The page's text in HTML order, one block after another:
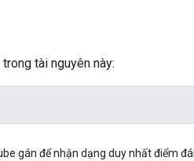
tài nguyên này:
gán để nhận dạng duy nhất điểm